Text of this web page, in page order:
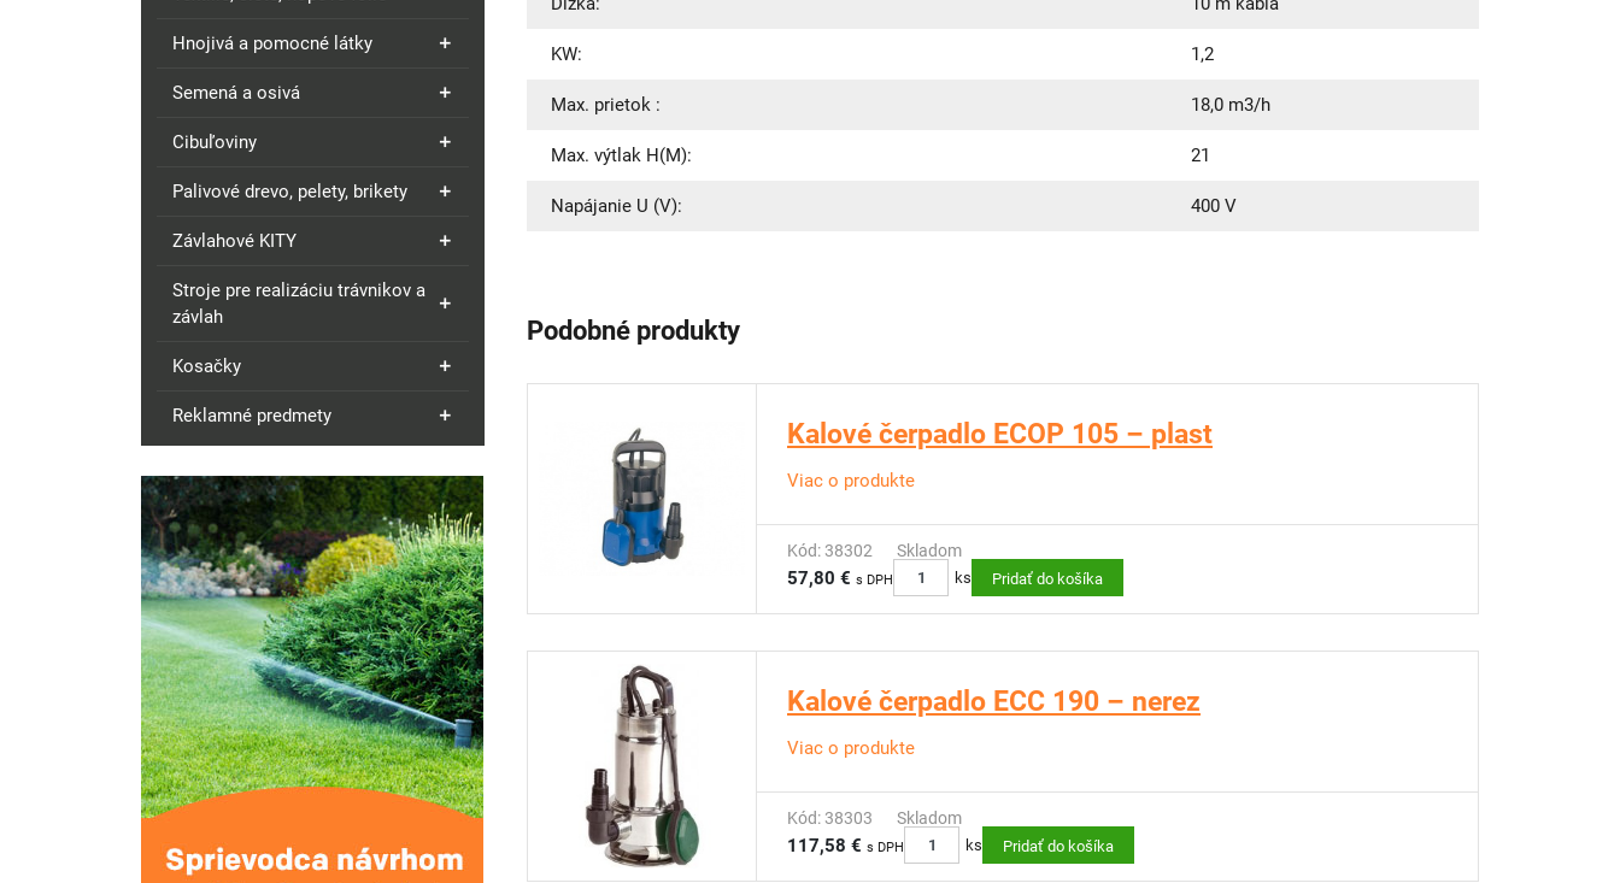
Hnojivá a pomocné látky
Semená a osivá
Cibuľoviny
Palivové drevo, pelety, brikety
Závlahové KITY
Stroje pre realizáciu trávnikov a
závlah
Kosačky
Reklamné predmety
KW: 1,2
Max. prietok : 18,0 m3/h
Max. výtlak H(M): 21
Napájanie U (V): 400 V
Podobné produkty
Kalové čerpadlo ECOP 105 – plast
Viac o produkte
Kód: 38302 Skladom
57,80 € s DPH ks Pridať do košíka
Kalové čerpadlo ECC 190 – nerez
Viac o produkte
Kód: 38303 Skladom
117,58 € s DPH ks Pridať do košíka